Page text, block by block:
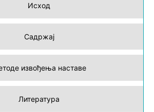
Исход
Садржај
извођења наставе
Литература